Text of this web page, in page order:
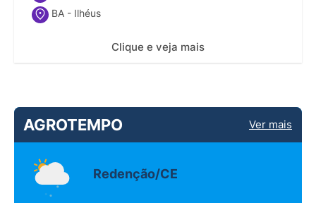
BA - Ilhéus
Clique e veja mais
AGROTEMPO Ver mais
Redenção/CE